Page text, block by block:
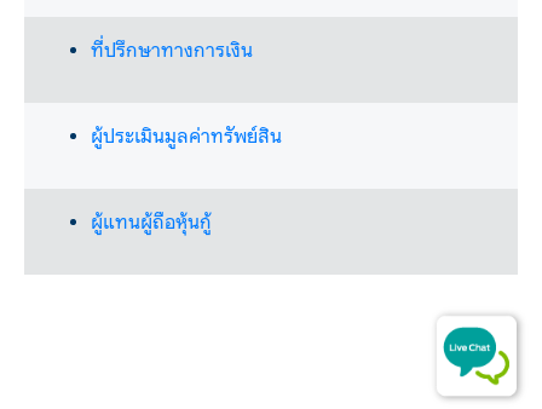
ที่ปรึกษาทางการเงิน
​ผู้ประเมินมูลค่าทรัพย์สิน
​​ผู้แทนผู้ถือหุ้นกู้​